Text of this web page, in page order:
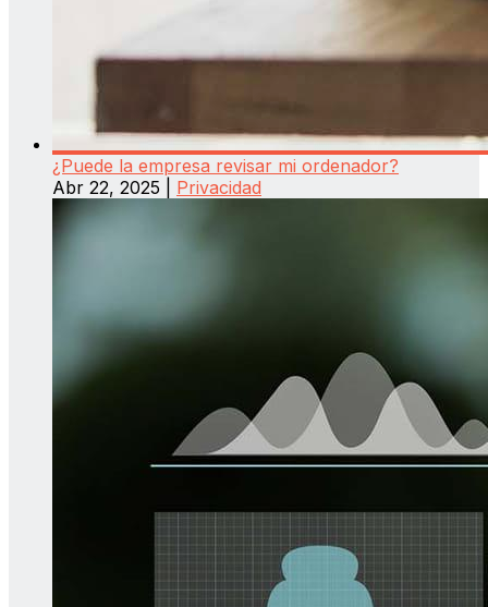
¿Puede la empresa revisar mi ordenador?
Abr 22, 2025
Privacidad